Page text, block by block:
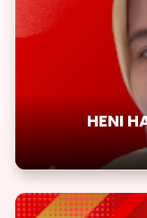
HENI
Hormati guru-